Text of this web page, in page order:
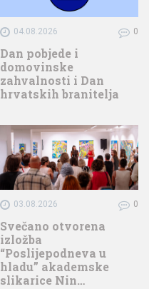
04.08.2026 0
Dan pobjede i
domovinske
zahvalnosti i Dan
hrvatskih branitelja
03.08.2026 0
Svečano otvorena
izložba
“Poslijepodneva u
hladu” akademske
slikarice Nin…